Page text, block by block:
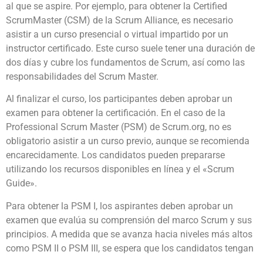
al que se aspire. Por ejemplo, para obtener la Certified
ScrumMaster (CSM) de la Scrum Alliance, es necesario
asistir a un curso presencial o virtual impartido por un
instructor certificado. Este curso suele tener una duración de
dos días y cubre los fundamentos de Scrum, así como las
responsabilidades del Scrum Master.
Al finalizar el curso, los participantes deben aprobar un
examen para obtener la certificación. En el caso de la
Professional Scrum Master (PSM) de Scrum.org, no es
obligatorio asistir a un curso previo, aunque se recomienda
encarecidamente. Los candidatos pueden prepararse
utilizando los recursos disponibles en línea y el «Scrum
Guide».
Para obtener la PSM I, los aspirantes deben aprobar un
examen que evalúa su comprensión del marco Scrum y sus
principios. A medida que se avanza hacia niveles más altos
como PSM II o PSM III, se espera que los candidatos tengan